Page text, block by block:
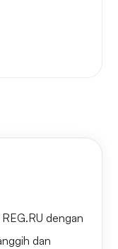
dengan
dan